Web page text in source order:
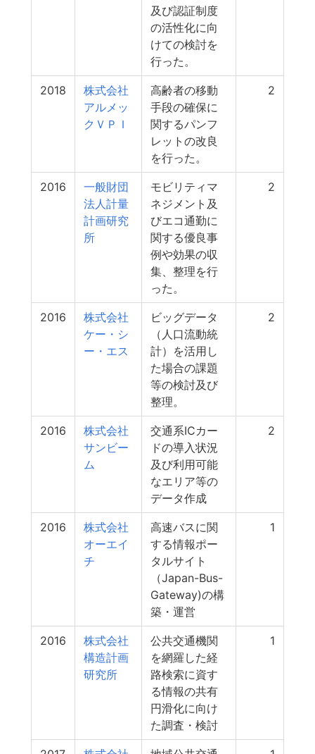
及び認証制度
の活性化に向
けての検討を
行った。
2018
株式会社
アルメッ
クＶＰＩ
高齢者の移動
手段の確保に
関するパンフ
レットの改良
を行った。
2
2016
一般財団
法人計量
計画研究
所
モビリティマ
ネジメント及
びエコ通勤に
関する優良事
例や効果の収
集、整理を行
った。
2
2016
株式会社
ケー・シ
ー・エス
ビッグデータ
（人口流動統
計）を活用し
た場合の課題
等の検討及び
整理。
2
2016
株式会社
サンビー
ム
交通系ICカー
ドの導入状況
及び利用可能
なエリア等の
データ作成
2
2016
株式会社
オーエイ
チ
高速バスに関
する情報ポー
タルサイト
（Japan-Bus-
Gateway)の構
築・運営
1
2016
株式会社
構造計画
研究所
公共交通機関
を網羅した経
路検索に資す
る情報の共有
円滑化に向け
た調査・検討
1